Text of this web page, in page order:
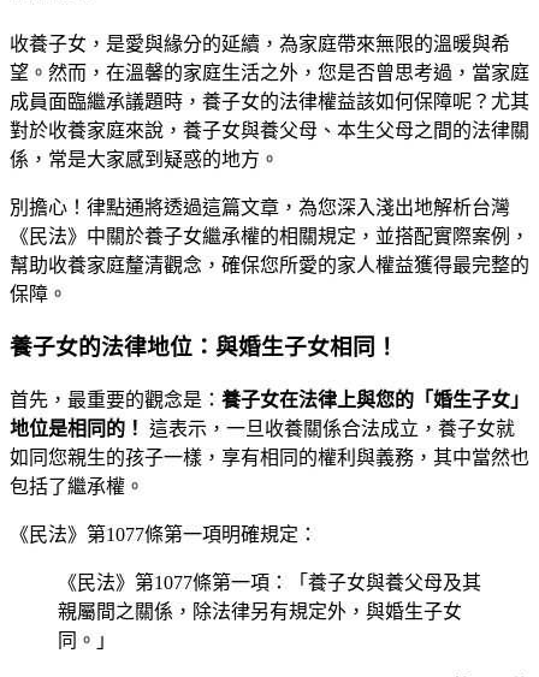
收養子女，是愛與緣分的延續，為家庭帶來無限的溫暖與希
望。然而，在溫馨的家庭生活之外，您是否曾思考過，當家庭
成員面臨繼承議題時，養子女的法律權益該如何保障呢？尤其
對於收養家庭來說，養子女與養父母、本生父母之間的法律關
係，常是大家感到疑惑的地方。
別擔心！律點通將透過這篇文章，為您深入淺出地解析台灣
《民法》中關於養子女繼承權的相關規定，並搭配實際案例，
幫助收養家庭釐清觀念，確保您所愛的家人權益獲得最完整的
保障。
養子女的法律地位：與婚生子女相同！
首先，最重要的觀念是： 養子女在法律上與您的「婚生子女」
地位是相同的！ 這表示，一旦收養關係合法成立，養子女就
如同您親生的孩子一樣，享有相同的權利與義務，其中當然也
包括了繼承權。
《民法》第1077條第一項明確規定：
《民法》第1077條第一項：「養子女與養父母及其
親屬間之關係，除法律另有規定外，與婚生子女
同。」